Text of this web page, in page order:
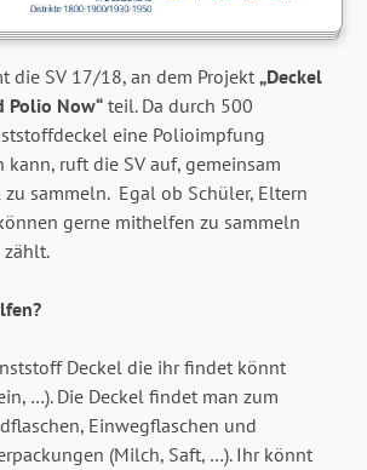
die SV 17/18, an dem Projekt „Deckel
Polio Now“teil. Da durch 500
eine Polioimpfung
ruft die SV auf, gemeinsam
sammeln. Egal ob Schüler, Eltern
gerne mithelfen zu sammeln
zählt.
Deckel die ihr findet könnt
…). Die Deckel findet man zum
Einwegflaschen und
(Milch, Saft, …). Ihr könnt